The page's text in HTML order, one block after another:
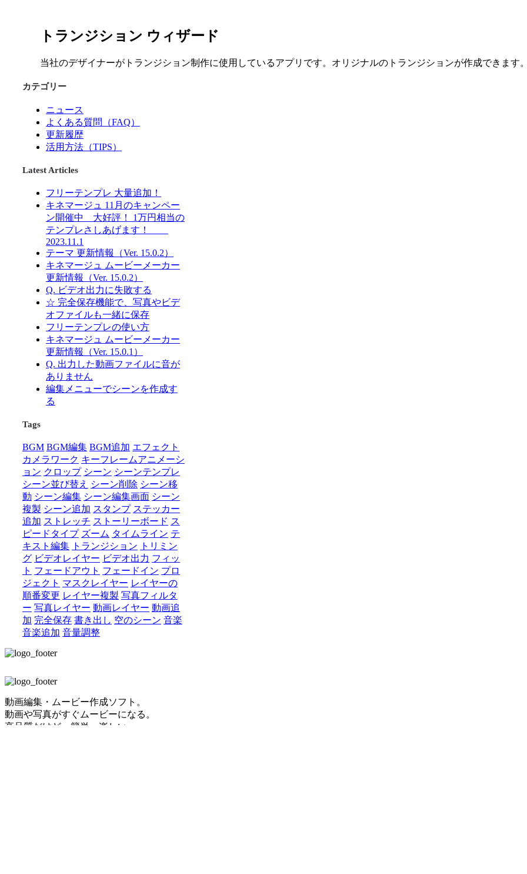
トランジション ウィザード
当社のデザイナーがトランジション制作に使用しているアプリです。オリジナルのトランジションが作成できます。
カテゴリー
ニュース
よくある質問（FAQ）
更新履歴
活用方法（TIPS）
Latest Articles
フリーテンプレ 大量追加！
キネマージュ 11月のキャンペー
ン開催中 大好評！ 1万円相当の
テンプレさしあげます！
2023.11.1
テーマ 更新情報（Ver. 15.0.2）
キネマージュ ムービーメーカー
更新情報（Ver. 15.0.2）
Q. ビデオ出力に失敗する
☆ 完全保存機能で、写真やビデ
オファイルも一緒に保存
フリーテンプレの使い方
キネマージュ ムービーメーカー
更新情報（Ver. 15.0.1）
Q. 出力した動画ファイルに音が
ありません
編集メニューでシーンを作成す
る
Tags
BGM BGM編集 BGM追加 エフェクト
カメラワーク キーフレームアニメーシ
ョン クロップ シーン シーンテンプレ
シーン並び替え
シーン削除 シーン移
動 シーン編集 シーン編集画面 シーン
複製 シーン追加 スタンプ ステッカー
追加 ストレッチ ストーリーボード ス
ピードタイプ ズーム タイムライン テ
キスト編集 トランジション
トリミン
グ ビデオレイヤー ビデオ出力 フィッ
ト フェードアウト フェードイン プロ
ジェクト マスクレイヤー レイヤーの
順番変更 レイヤー複製 写真フィルタ
ー 写真レイヤー 動画レイヤー 動画追
加 完全保存 書き出し 空のシーン 音楽
音楽追加 音量調整
動画編集・ムービー作成ソフト。
動画や写真がすぐムービーになる。
高品質だけど、簡単・楽しい。